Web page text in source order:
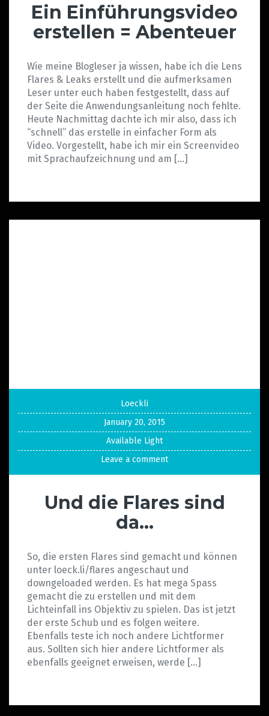
Ein Einführungsvideo
erstellen = Abenteuer
Wie meine Blogleser ja wissen, habe ich die Lens
Flares & Leaks erstellt und die aufmerksamen
Leser unter euch haben festgestellt, dass auf
der Seite die Anwendungsanleitung noch fehlte.
Heute Nachmittag dachte ich mir also, dass ich
“schnell” das erstelle in einfacher Form als
Video. Vorgestellt, habe ich mir ein Screenvideo
mit Sprachaufzeichnung und am […]
Loeckli
January 20, 2015
Available Light
Leave a comment
Und die Flares sind
da…
So, die ersten Flares sind gemacht und können
unter loeck.li/flares angeschaut und
downgeloaded werden. Es hat mega Spass
gemacht die zu erstellen und mit dem
Lichteinfall ins Objektiv zu spielen. Das ist jetzt
der erste Schub und es folgen weitere.
Ebenfalls teste ich noch andere Lichtformer
aus. Sollten sich hier andere Lichtformer als
ebenfalls geeignet erweisen, werde […]